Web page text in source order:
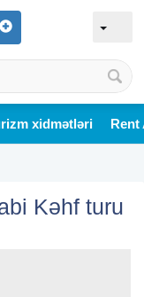
xidmətləri Rent
Kəhf turu